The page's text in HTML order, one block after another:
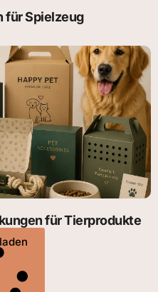
für Spielzeug
für Tierprodukte